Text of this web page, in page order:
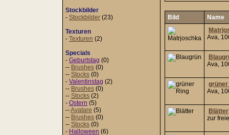
Stockbilder
- Stockbilder (23)
Texturen
- Texturen (2)
Specials
- Geburtstag (0)
-- Brushes (0)
-- Stocks (0)
- Valentinstag (2)
-- Brushes (0)
-- Stocks (2)
- Ostern (5)
--Avatare (5)
-- Brushes (0)
-- Stocks (0)
- Halloween (6)
Bild
Name
Ava,
Ava,
grüner
Ava,
Blätter
zur